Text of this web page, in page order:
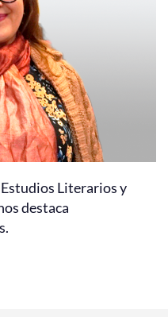
Literarios y
destaca